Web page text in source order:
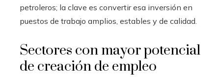
petroleros; la clave es convertir esa inversión en
puestos de trabajo amplios, estables y de calidad.
Sectores con mayor potencial
de creación de empleo